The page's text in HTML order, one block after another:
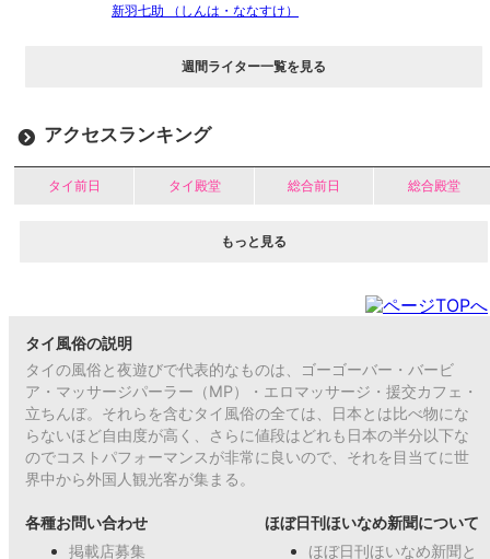
新羽七助 （しんは・ななすけ）
週間ライター一覧を見る
アクセスランキング
タイ前日 タイ殿堂 総合前日 総合殿堂
もっと見る
タイ風俗の説明
タイの風俗と夜遊びで代表的なものは、ゴーゴーバー・バービ
ア・マッサージパーラー（MP）・エロマッサージ・援交カフェ・
立ちんぼ。それらを含むタイ風俗の全ては、日本とは比べ物にな
らないほど自由度が高く、さらに値段はどれも日本の半分以下な
のでコストパフォーマンスが非常に良いので、それを目当てに世
界中から外国人観光客が集まる。
各種お問い合わせ
掲載店募集
ほぼ日刊ほいなめ新聞について
ほぼ日刊ほいなめ新聞と